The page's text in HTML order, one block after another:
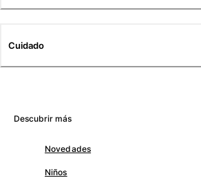
Camisetas
Ver todo Yachting collection
Ver todo Niño
Cuidado
Descubrir más
Novedades
Niños